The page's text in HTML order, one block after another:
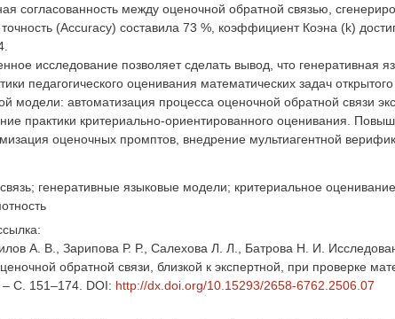
согласованность между оценочной обратной связью,
(Accuracy) составила 73 %, коэффициент Коэна (k)
исследование позволяет сделать вывод, что генеративная
педагогического оценивания математических задач
модели: автоматизация процесса оценочной обратной связи
практики критериально-ориентированного оценивания.
оценочных промптов, внедрение мультиагентной
генеративные языковые модели; критериальное
А. В., Зарипова Р. Р., Салехова Л. Л., Батрова Н. И.
обратной связи, близкой к экспертной, при проверке
С. 151–174. DOI: http://dx.doi.org/10.15293/2658-6762.2506.07